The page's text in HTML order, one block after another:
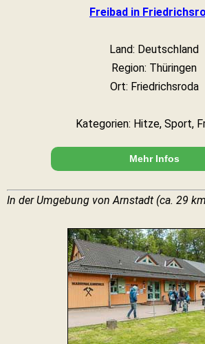
Freibad in
Land: Deutschland
Region: Thüringen
Ort: Friedrichsroda
Kategorien: Hitze, Sport,
Mehr Infos
In der Umgebung von Arnstadt (ca. 29